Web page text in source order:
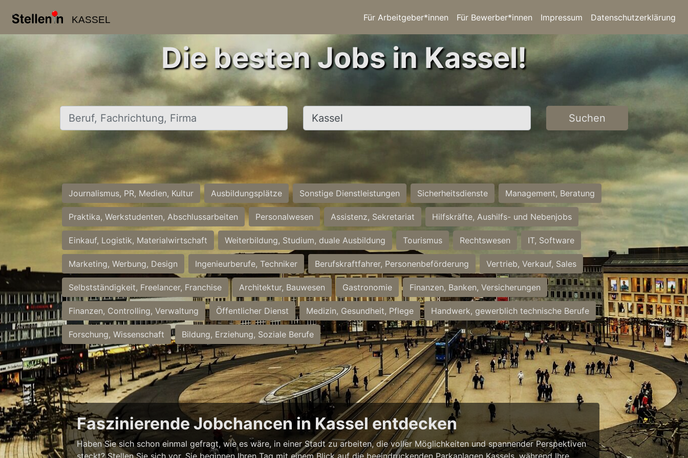
KASSEL Für Arbeitgeber*innen Für Bewerber*innen Impressum Datenschutzerklärung
Die besten Jobs in Kassel!
Beruf, Fachrichtung, Firma Ort, Stadt Suchen
Journalismus, PR, Medien, Kultur Ausbildungsplätze Sonstige Dienstleistungen Sicherheitsdienste Management, Beratung
Praktika, Werkstudenten, Abschlussarbeiten Personalwesen Assistenz, Sekretariat Hilfskräfte, Aushilfs- und Nebenjobs
Einkauf, Logistik, Materialwirtschaft Weiterbildung, Studium, duale Ausbildung Tourismus Rechtswesen IT, Software
Marketing, Werbung, Design Ingenieurberufe, Techniker Berufskraftfahrer, Personenbeförderung Vertrieb, Verkauf, Sales
Selbstständigkeit, Freelancer, Franchise Architektur, Bauwesen Gastronomie Finanzen, Banken, Versicherungen
Finanzen, Controlling, Verwaltung Öffentlicher Dienst Medizin, Gesundheit, Pflege Handwerk, gewerblich technische Berufe
Forschung, Wissenschaft Bildung, Erziehung, Soziale Berufe
Faszinierende Jobchancen in Kassel entdecken
Haben Sie sich schon einmal gefragt, wie es wäre, in einer Stadt zu arbeiten, die voller Möglichkeiten und spannender Perspektiven